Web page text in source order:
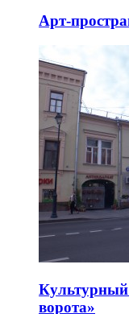
Арт-
Культурный
ворота»